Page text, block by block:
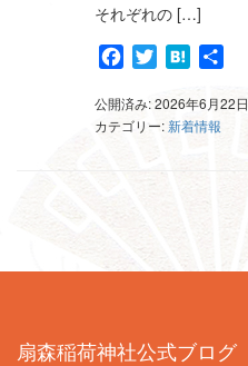
それぞれの […]
FacebookTwitterHatena
公開済み: 2026年6月22日
カテゴリー:新着情報
扇森稲荷神社公式ブログ